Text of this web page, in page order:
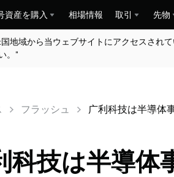
資産を購入 相場情報 取引 先物
地域から当ウェブサイトにアクセスされ
。"
フラッシュ 广利科技は半導体
科技は半導体